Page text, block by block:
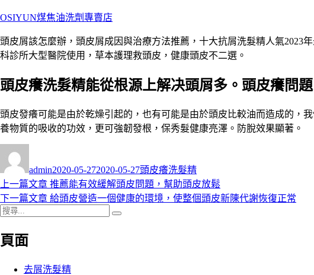
跳
主
要
容
OSIYUN煤焦油洗劑專賣店
頭皮屑該怎麼辦，頭皮屑成因與治療方法推薦，十大抗屑洗髮精人氣2023
科診所大型醫院使用，草本護理救頭皮，健康頭皮不二選。
頭皮癢洗髮精能從根源上解决頭屑多。頭皮癢問題
頭皮發癢可能是由於乾燥引起的，也有可能是由於頭皮比較油而造成的，
養物質的吸收的功效，更可強韌發根，保秀髮健康亮澤。防脫效果顯著。
者
admin佈
日
期:
2020-05-272020-05-27類
頭皮癢洗髮精
文
章
覽
上一篇文章 上
一
推薦能有效緩解頭皮問題，幫助頭皮放鬆
下一篇文章 下
給頭皮營造一個健康的環境，使整個頭皮新陳代謝恢復正常
搜
關
頁面
去屑洗髮精